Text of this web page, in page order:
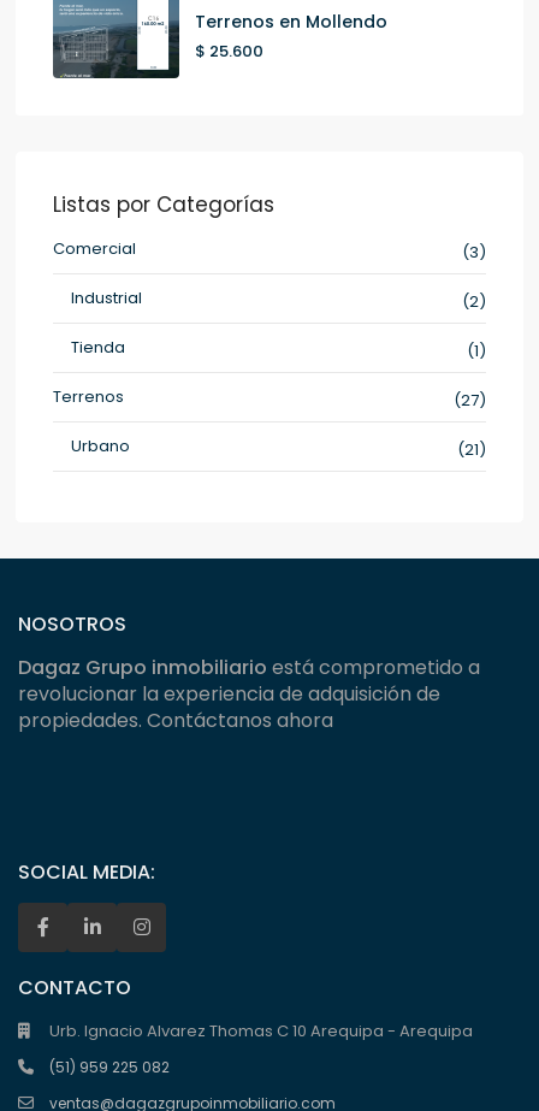
Terrenos en Mollendo
$ 25.600
Listas por Categorías
Comercial
(3)
Industrial
(2)
Tienda
(1)
Terrenos
(27)
Urbano
(21)
NOSOTROS
Dagaz Grupo inmobiliario está comprometido a
revolucionar la experiencia de adquisición de
propiedades. Contáctanos ahora
SOCIAL MEDIA:
CONTACTO
Urb. Ignacio Alvarez Thomas C 10 Arequipa - Arequipa
(51) 959 225 082
ventas@dagazgrupoinmobiliario.com